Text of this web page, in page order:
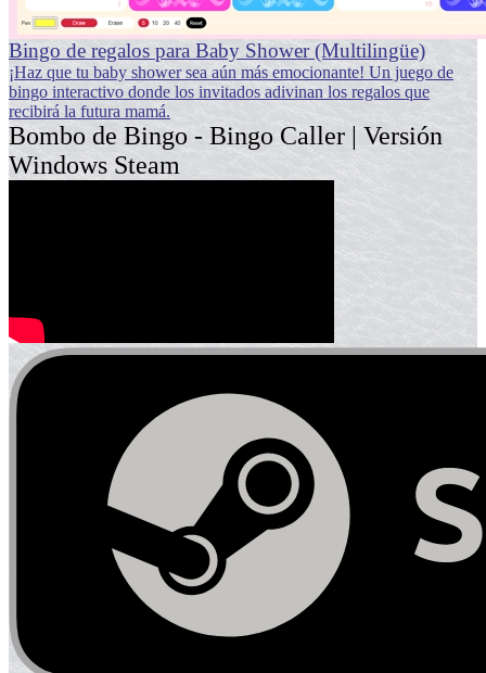
Bingo de regalos para Baby Shower (Multilingüe)
¡Haz que tu baby shower sea aún más emocionante! Un juego de
bingo interactivo donde los invitados adivinan los regalos que
recibirá la futura mamá.
Bombo de Bingo - Bingo Caller | Versión
Windows Steam